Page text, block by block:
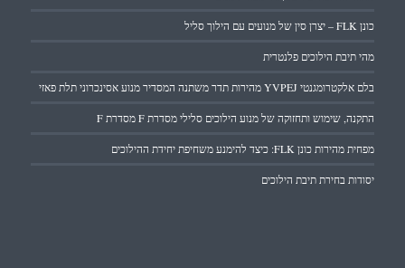
כונן FLK – יצרן סין של מנועים עם הילוך סליל
מהי תיבת הילוכים פלנטרית
בלם אלקטרומגנטי YVPEJ מהירות תדר משתנה המסדיר מנוע אסינכרוני תלת פאזי
התקנה, שימוש ותחזוקה של מנוע הילוכים סלילי מסדרת F מסדרת F
מפחית מהירות כונן FLK: כיצד להימנע משחיפת יחידת ההילוכים
יסודות בחירת תיבת הילוכים